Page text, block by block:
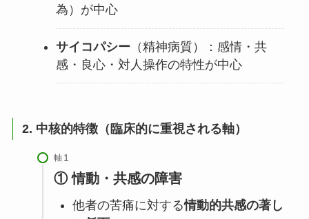
為）が中心
サイコパシー （精神病質）：感情・共
感・良心・対人操作の特性が中心
2. 中核的特徴（臨床的に重視される軸）
軸
① 情動・共感の障害
他者の苦痛に対する情動的共感の著し